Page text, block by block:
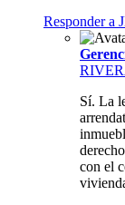
Responder a
Sí. La
con el